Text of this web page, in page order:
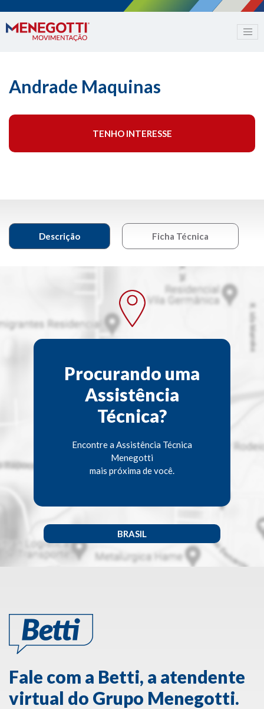
Andrade Maquinas
TENHO INTERESSE
Descrição Ficha Técnica
Procurando uma
Assistência
Técnica?
Encontre a Assistência Técnica
Menegotti
mais próxima de você.
BRASIL
Fale com a Betti, a atendente
virtual do Grupo Menegotti.